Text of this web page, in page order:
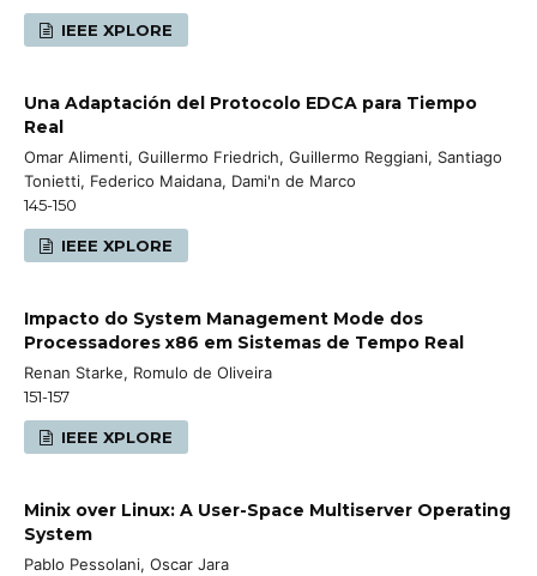
IEEE XPLORE
Una Adaptación del Protocolo EDCA para Tiempo
Real
Omar Alimenti, Guillermo Friedrich, Guillermo Reggiani, Santiago
Tonietti, Federico Maidana, Dami'n de Marco
145-150
IEEE XPLORE
Impacto do System Management Mode dos
Processadores x86 em Sistemas de Tempo Real
Renan Starke, Romulo de Oliveira
151-157
IEEE XPLORE
Minix over Linux: A User-Space Multiserver Operating
System
Pablo Pessolani, Oscar Jara